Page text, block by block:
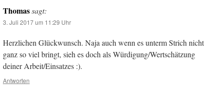
Thomassagt:
3. Juli 2017 um 11:29 Uhr
Herzlichen Glückwunsch. Naja auch wenn es unterm Strich nicht
ganz so viel bringt, sieh es doch als Würdigung/Wertschätzung
deiner Arbeit/Einsatzes :).
Antworten